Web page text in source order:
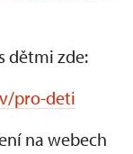
dětmi zde:
pro-deti
na webech